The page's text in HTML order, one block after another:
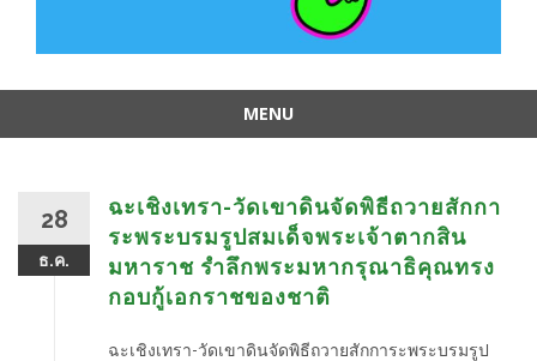
MENU
28
ธ.ค.
ฉะเชิงเทรา-วัดเขาดินจัดพิธีถวายสักกา
ระพระบรมรูปสมเด็จพระเจ้าตากสิน
มหาราช รำลึกพระมหากรุณาธิคุณทรง
กอบกู้เอกราชของชาติ
ฉะเชิงเทรา-วัดเขาดินจัดพิธีถวายสักการะพระบรมรูป